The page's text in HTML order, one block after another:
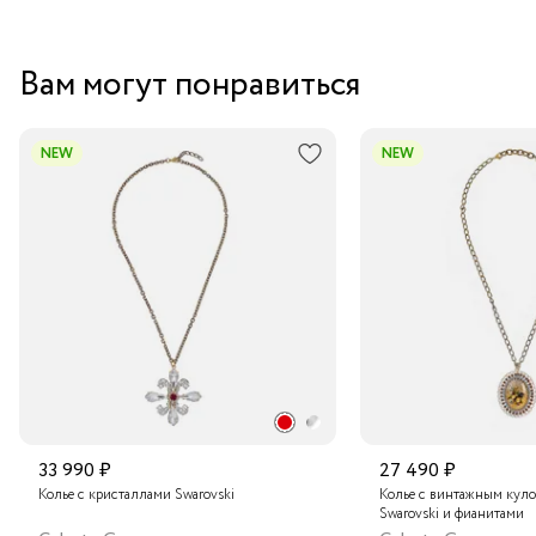
Вам могут понравиться
NEW
33 990 ₽
Колье с кристаллами Swarovski
NEW
27 490 ₽
Колье с винтажным
Swarovski и фианитами